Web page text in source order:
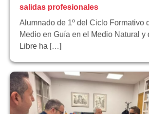
salidas profesionales
Alumnado de 1º del Ciclo Formativo
Medio en Guía en el Medio Natural y
Libre ha […]